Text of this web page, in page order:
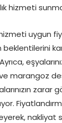
hizmeti
uygun
marangoz
zarar
nakliyat